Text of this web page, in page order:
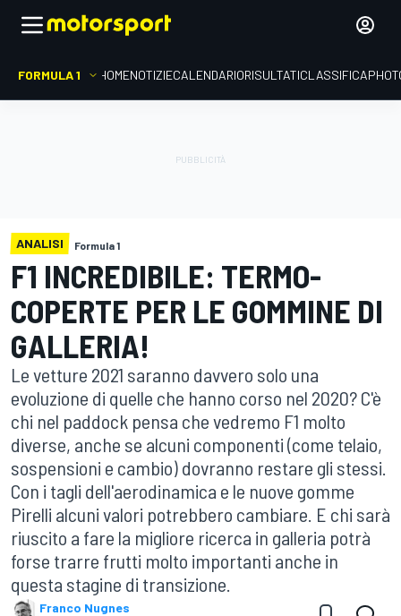
FORMULA 1 HOMENOTIZIECALENDARIORISULTATICLASSIFICA
ANALISI Formula 1
F1 INCREDIBILE: TERMO-
COPERTE PER LE GOMMINE DI
GALLERIA!
Le vetture 2021 saranno davvero solo una
evoluzione di quelle che hanno corso nel 2020? C'è
chi nel paddock pensa che vedremo F1 molto
diverse, anche se alcuni componenti (come telaio,
sospensioni e cambio) dovranno restare gli stessi.
Con i tagli dell'aerodinamica e le nuove gomme
Pirelli alcuni valori potrebbero cambiare. E chi sarà
riuscito a fare la migliore ricerca in galleria potrà
forse trarre frutti molto importanti anche in
questa stagine di transizione.
Franco Nugnes